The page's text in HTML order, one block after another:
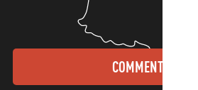
COMMENT VENIR ?